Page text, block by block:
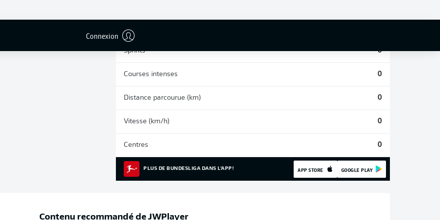
Connexion
Sprints 0
Courses intenses 0
Distance parcourue (km) 0
Vitesse (km/h) 0
Centres 0
PLUS DE BUNDESLIGA DANS L'APP! APP STORE GOOGLE PLAY
Contenu recommandé deJWPlayer